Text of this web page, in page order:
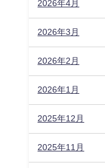
2026年4月
2026年3月
2026年2月
2026年1月
2025年12月
2025年11月